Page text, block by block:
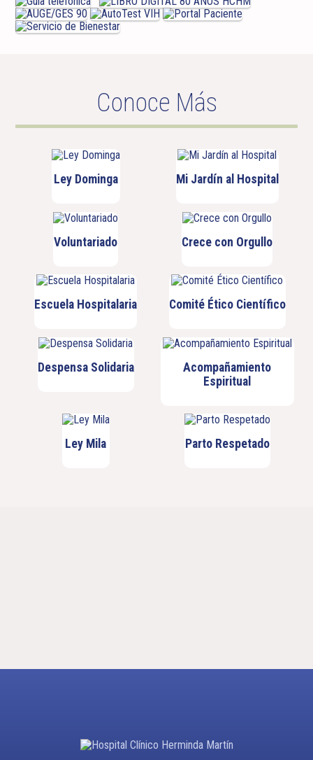
Conoce Más
Ley Dominga Mi Jardín al Hospital
Voluntariado Crece con Orgullo
Escuela Hospitalaria Comité Ético Científico
Despensa Solidaria
Acompañamiento
Espiritual
Ley Mila Parto Respetado